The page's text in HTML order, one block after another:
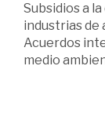
Subsidios a
industrias de
Acuerdos
medio